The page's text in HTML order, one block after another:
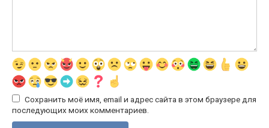
Сохранить моё имя, email и адрес сайта в этом браузере для
последующих моих комментариев.